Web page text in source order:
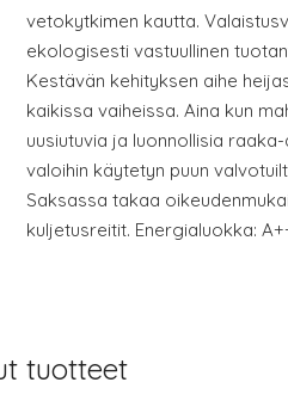
vetokytkimen kautta.
ekologisesti vastuullinen
Kestävän kehityksen aihe
kaikissa vaiheissa. Aina kun
uusiutuvia ja luonnollisia
valoihin käytetyn puun
Saksassa takaa
kuljetusreitit. Energialuokka:
tuotteet